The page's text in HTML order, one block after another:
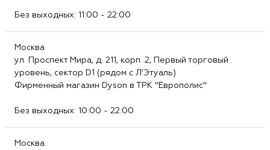
Без выходных: 11:00 - 22:00
Москва
ул. Проспект Мира, д. 211, корп. 2, Первый торговый
уровень, сектор D1 (рядом с Л’Этуаль)
Фирменный магазин Dyson в ТРК "Европолис"
Без выходных: 10:00 - 22:00
Москва